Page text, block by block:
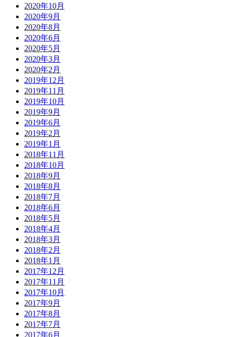
2020年10月
2020年9月
2020年8月
2020年6月
2020年5月
2020年3月
2020年2月
2019年12月
2019年11月
2019年10月
2019年9月
2019年6月
2019年2月
2019年1月
2018年11月
2018年10月
2018年9月
2018年8月
2018年7月
2018年6月
2018年5月
2018年4月
2018年3月
2018年2月
2018年1月
2017年12月
2017年11月
2017年10月
2017年9月
2017年8月
2017年7月
2017年6月